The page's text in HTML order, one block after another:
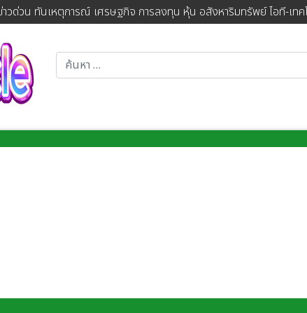
าวด่วน ทันเหตุการณ์ เศรษฐกิจ การลงทุน หุ้น อสังหาริมทรัพย์ ไอที-เท